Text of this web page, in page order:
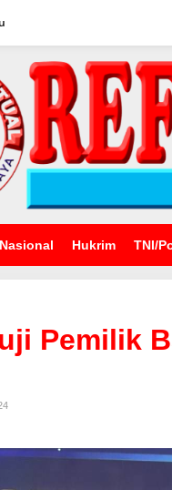
Nasional Hukrim TNI/
BangunanPemilik